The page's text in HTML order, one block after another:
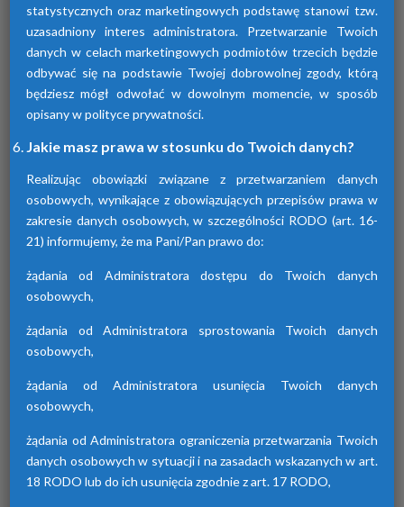
Osuszacze adsorpcyjne
Urządzenia te przyczyniają się do osuszania
powietrza za pomocą adsorpcji wilgoci. Są
dostępne w różnych seriach. Każda z nich
Osuszacze hybrydowe z serii HDB
osuszacza ziębniczego i adsorpcyjnego,
wyróżniają się niskimi kosztami eksploatacji,
możliwością wyboru trybu pracy lato/zima
statystycznych oraz marketingowych podstawę stanowi tzw.
uzasadniony interes administratora. Przetwarzanie Twoich
danych w celach marketingowych podmiotów trzecich będzie
odbywać się na podstawie Twojej dobrowolnej zgody, którą
będziesz mógł odwołać w dowolnym momencie, w sposób
opisany w polityce prywatności.
Jakie masz prawa w stosunku do Twoich danych?
Realizując obowiązki związane z przetwarzaniem danych
osobowych, wynikające z obowiązujących przepisów prawa w
zakresie danych osobowych, w szczególności RODO (art. 16-
21) informujemy, że ma Pani/Pan prawo do:
żądania od Administratora dostępu do Twoich danych
osobowych,
żądania od Administratora sprostowania Twoich danych
osobowych,
żądania od Administratora usunięcia Twoich danych
osobowych,
żądania od Administratora ograniczenia przetwarzania Twoich
danych osobowych w sytuacji i na zasadach wskazanych w art.
18 RODO lub do ich usunięcia zgodnie z art. 17 RODO,